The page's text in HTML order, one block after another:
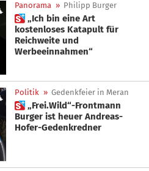
Panorama » Philipp Burger
 „Ich bin eine Art
kostenloses Katapult für
Reichweite und
Werbeeinnahmen“
Politik » Gedenkfeier in Meran
 „Frei.Wild“-Frontmann
Burger ist heuer Andreas-
Hofer-Gedenkredner